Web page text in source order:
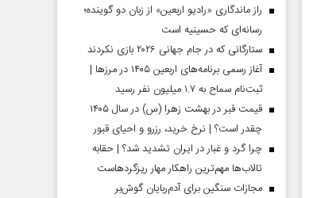
راز ماندگاری «رادیو اربعین» از زبان دو گوینده؛
رسانه‌ای که حسینیه است
ستارگانی که در جام جهانی ۲۰۲۶ بازی نکردند
آغاز رسمی برنامه‌های اربعین ۱۴۰۵ در مرز‌ها |
ثبت‌نام سماح به ۱.۷ میلیون نفر رسید
قیمت قبر در بهشت زهرا (س) در سال ۱۴۰۵
چقدر است؟ | نرخ خرید، رزرو و احیای قبور
چرا گرد و غبار در ایران تشدید شد؟ | حقابه
تالاب‌ها مهم‌ترین راهکار مهار ریزگردهاست
مجازات سنگین برای آدم‌ربایان گوش‌بر